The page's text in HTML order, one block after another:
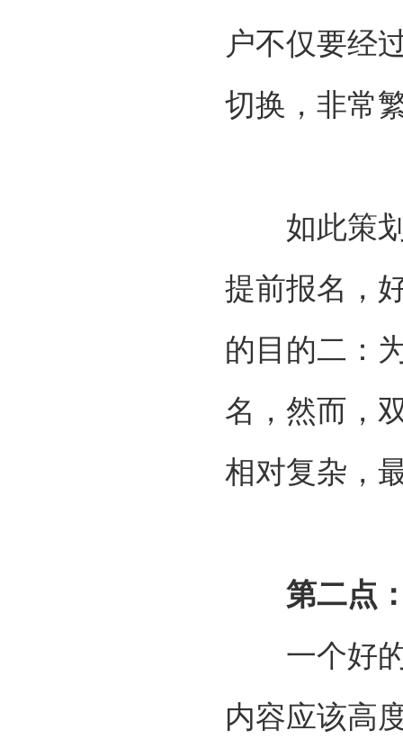
户不仅要经
切换，非常
如此策划
提前报名，
的目的二：
名，然而，
相对复杂，
第二点
一个好的
内容应该高